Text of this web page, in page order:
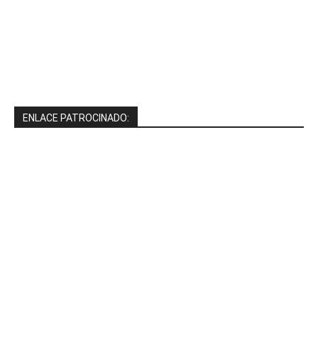
ENLACE PATROCINADO: